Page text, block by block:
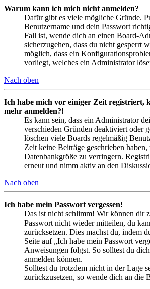
Warum kann ich mich nicht anmelden?
Dafür gibt es viele mögliche Gründe.
Benutzername und dein Passwort
Fall ist, wende dich an einen Board-
sicherzugehen, dass du nicht gesperrt
möglich, dass ein
vorliegt, welches ein Administrator
Nach oben
Ich habe mich vor einiger Zeit registriert,
mehr anmelden?!
Es kann sein, dass ein Administrator
verschieden Gründen deaktiviert oder
löschen viele Boards regelmäßig
Zeit keine Beiträge geschrieben haben,
Datenbankgröße zu verringern.
erneut und nimm aktiv an den
Nach oben
Ich habe mein Passwort vergessen!
Das ist nicht schlimm! Wir können dir
Passwort nicht wieder mitteilen, du
zurücksetzen. Dies machst du, indem
Seite auf „Ich habe mein Passwort
Anweisungen folgst. So solltest du
anmelden können.
Solltest du trotzdem nicht in der Lage
zurückzusetzen, so wende dich an die